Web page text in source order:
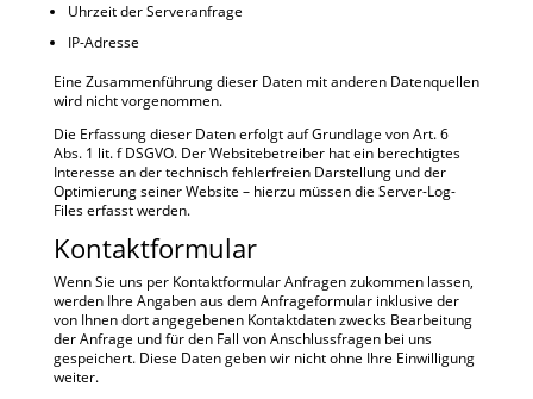
Uhrzeit der Serveranfrage
IP-Adresse
Eine Zusammenführung dieser Daten mit anderen Datenquellen
wird nicht vorgenommen.
Die Erfassung dieser Daten erfolgt auf Grundlage von Art. 6
Abs. 1 lit. f DSGVO. Der Websitebetreiber hat ein berechtigtes
Interesse an der technisch fehlerfreien Darstellung und der
Optimierung seiner Website – hierzu müssen die Server-Log-
Files erfasst werden.
Kontaktformular
Wenn Sie uns per Kontaktformular Anfragen zukommen lassen,
werden Ihre Angaben aus dem Anfrageformular inklusive der
von Ihnen dort angegebenen Kontaktdaten zwecks Bearbeitung
der Anfrage und für den Fall von Anschlussfragen bei uns
gespeichert. Diese Daten geben wir nicht ohne Ihre Einwilligung
weiter.